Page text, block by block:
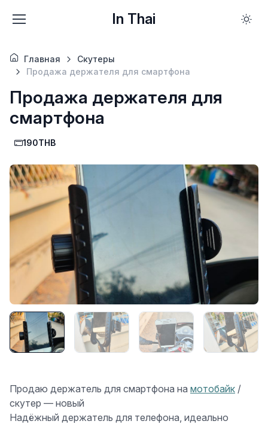
In Thai
Главная
Скутеры
Продажа держателя для смартфона
Продажа держателя для
смартфона
190THB
Продаю держатель для смартфона на мотобайк /
скутер — новый
Надёжный держатель для телефона, идеально